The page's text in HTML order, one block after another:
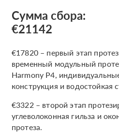
Сумма сбора:
€21142
€17820 – первый этап
временный модульный
Harmony P4,
конструкция и водостойкая
€3322 – второй этап
углеволоконная гильза и
протеза.